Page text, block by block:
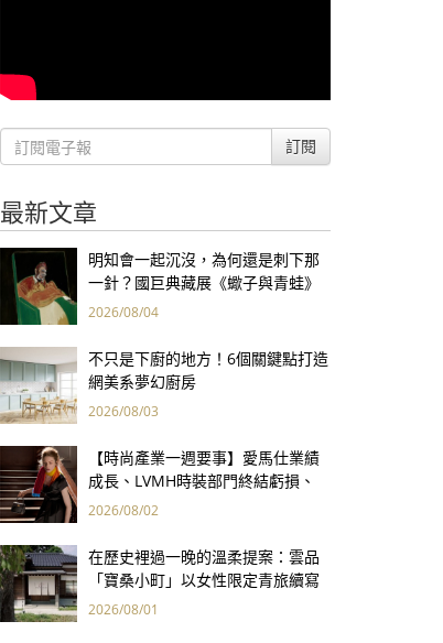
訂閱
最新文章
明知會一起沉沒，為何還是刺下那
一針？國巨典藏展《蠍子與青蛙》
用66件名作拷問人性
2026/08/04
不只是下廚的地方！6個關鍵點打造
網美系夢幻廚房
2026/08/03
【時尚產業一週要事】愛馬仕業績
成長、LVMH時裝部門終結虧損、
Kering轉型策略初現成效、Prada
2026/08/02
在歷史裡過一晚的溫柔提案：雲品
「寶桑小町」以女性限定青旅續寫
台東老屋記憶
2026/08/01